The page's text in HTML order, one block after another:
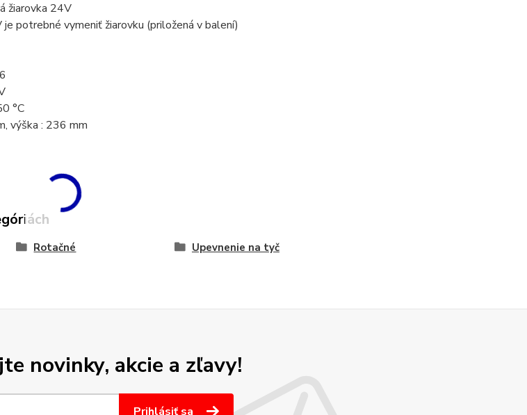
žiarovka 24V
potrebné vymeniť žiarovku (priložená v balení)
°C
výška : 236 mm
Rotačné Upevnenie na tyč
novinky, akcie a zľavy!
Prihlásiť sa